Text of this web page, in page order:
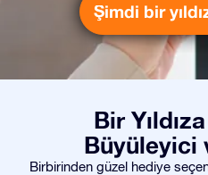
Şimdi bir
Bir
Büyüleyici
Birbirinden güzel hediye